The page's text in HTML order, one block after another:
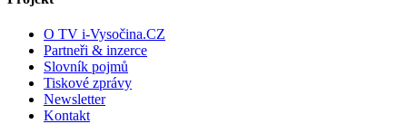
O TV i-Vysočina.CZ
Partneři & inzerce
Slovník pojmů
Tiskové zprávy
Newsletter
Kontakt